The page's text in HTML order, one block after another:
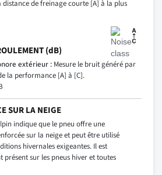
de freinage courte [A] à la plus
(dB)
extérieur : Mesure le bruit généré par
la performance [A] à [C].
SUR LA NEIGE
indique que le pneu offre une
sur la neige et peut être utilisé
hivernales exigeantes. Il est
présent sur les pneus hiver et toutes